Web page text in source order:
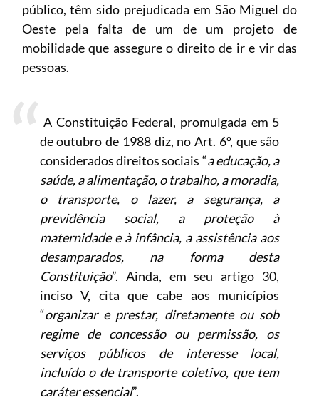
público, têm sido prejudicada em São Miguel do
Oeste pela falta de um de um projeto de
mobilidade que assegure o direito de ir e vir das
pessoas.
A Constituição Federal, promulgada em 5
de outubro de 1988 diz, no Art. 6º, que são
considerados direitos sociais “a educação, a
saúde, a alimentação, o trabalho, a moradia,
o transporte, o lazer, a segurança, a
previdência social, a proteção à
maternidade e à infância, a assistência aos
desamparados, na forma desta
Constituição”. Ainda, em seu artigo 30,
inciso V, cita que cabe aos municípios
“organizar e prestar, diretamente ou sob
regime de concessão ou permissão, os
serviços públicos de interesse local,
incluído o de transporte coletivo, que tem
caráter essencial”.